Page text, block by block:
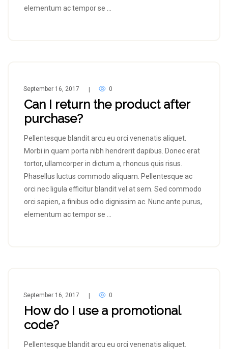
elementum ac tempor se …
September 16, 2017 0
Can I return the product after
purchase?
Pellentesque blandit arcu eu orci venenatis aliquet.
Morbi in quam porta nibh hendrerit dapibus. Donec erat
tortor, ullamcorper in dictum a, rhoncus quis risus.
Phasellus luctus commodo aliquam. Pellentesque ac
orci nec ligula efficitur blandit vel at sem. Sed commodo
orci sapien, a finibus odio dignissim ac. Nunc ante purus,
elementum ac tempor se …
September 16, 2017 0
How do I use a promotional
code?
Pellentesque blandit arcu eu orci venenatis aliquet.